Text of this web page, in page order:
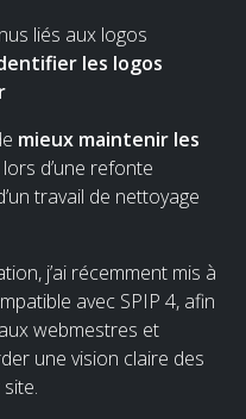
liés aux logos
les logos
mieux maintenir les
d’une refonte
travail de nettoyage
j’ai récemment mis à
avec SPIP 4, afin
webmestres et
une vision claire des